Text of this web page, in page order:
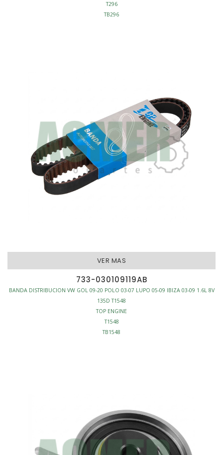
T296
TB296
VER MAS
733-030109119AB
BANDA DISTRIBUCION VW GOL 09-20 POLO 03-07 LUPO 05-09 IBIZA 03-09 1.6L 8V
135D T1548
TOP ENGINE
T1548
TB1548